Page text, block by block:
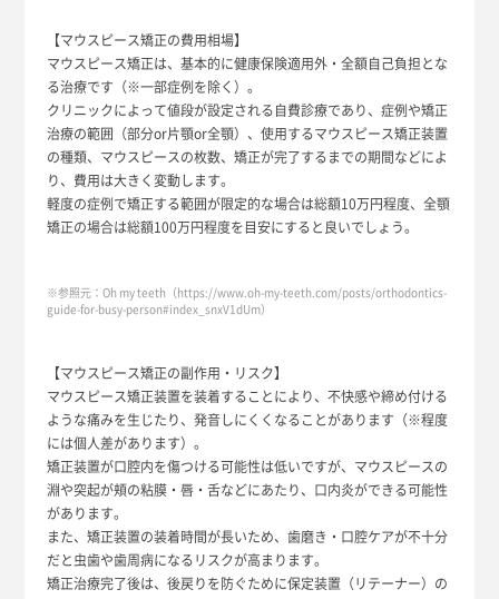
【マウスピース矯正の費用相場】
マウスピース矯正は、基本的に健康保険適用外・全額自己負担とな
る治療です（※一部症例を除く）。
クリニックによって値段が設定される自費診療であり、症例や矯正
治療の範囲（部分or片顎or全顎）、使用するマウスピース矯正装置
の種類、マウスピースの枚数、矯正が完了するまでの期間などによ
り、費用は大きく変動します。
軽度の症例で矯正する範囲が限定的な場合は総額10万円程度、全顎
矯正の場合は総額100万円程度を目安にすると良いでしょう。
※参照元：Oh my teeth（https://www.oh-my-teeth.com/posts/orthodontics-
guide-for-busy-person#index_snxV1dUm）
【マウスピース矯正の副作用・リスク】
マウスピース矯正装置を装着することにより、不快感や締め付ける
ような痛みを生じたり、発音しにくくなることがあります（※程度
には個人差があります）。
矯正装置が口腔内を傷つける可能性は低いですが、マウスピースの
淵や突起が頬の粘膜・唇・舌などにあたり、口内炎ができる可能性
があります。
また、矯正装置の装着時間が長いため、歯磨き・口腔ケアが不十分
だと虫歯や歯周病になるリスクが高まります。
矯正治療完了後は、後戻りを防ぐために保定装置（リテーナー）の